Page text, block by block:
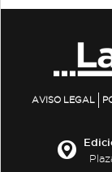
AVISO LEGAL